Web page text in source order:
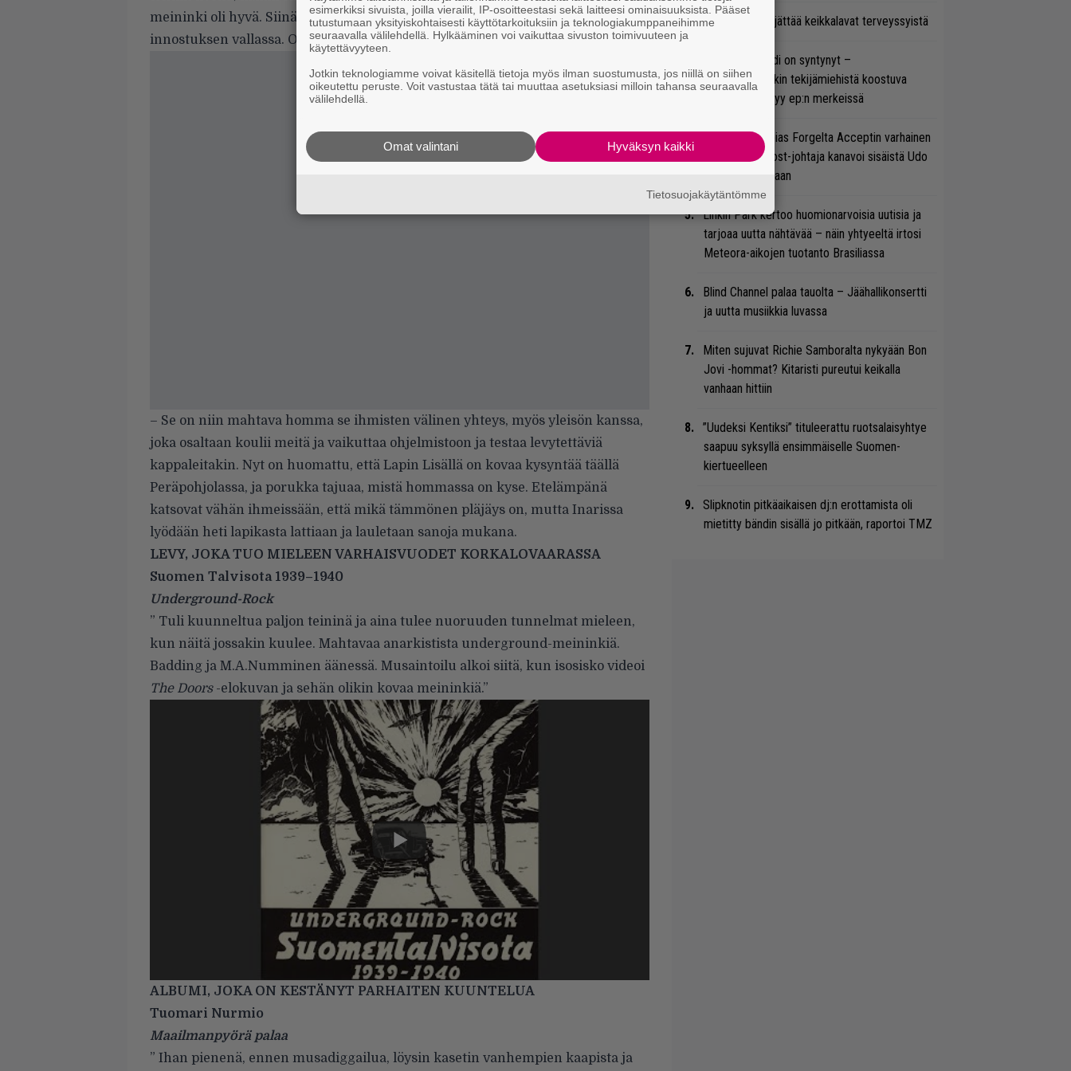
meininki oli hyvä. Siinä ei pääse kyynistymään ja keikoillekin lähdetään
innostuksen vallassa. On mukava hypätä mukaan.
– Se on niin mahtava homma se ihmisten välinen yhteys, myös yleisön kanssa,
joka osaltaan koulii meitä ja vaikuttaa ohjelmistoon ja testaa levytettäviä
kappaleitakin. Nyt on huomattu, että Lapin Lisällä on kovaa kysyntää täällä
Peräpohjolassa, ja porukka tajuaa, mistä hommassa on kyse. Etelämpänä
katsovat vähän ihmeissään, että mikä tämmönen pläjäys on, mutta Inarissa
lyödään heti lapikasta lattiaan ja lauletaan sanoja mukana.
LEVY, JOKA TUO MIELEEN VARHAISVUODET KORKALOVAARASSA
Suomen Talvisota 1939–1940
Underground-Rock
” Tuli kuunneltua paljon teininä ja aina tulee nuoruuden tunnelmat mieleen,
kun näitä jossakin kuulee. Mahtavaa anarkistista underground-meininkiä.
Badding ja M.A.Numminen äänessä. Musaintoilu alkoi siitä, kun isosisko videoi
The Doors -elokuvan ja sehän olikin kovaa meininkiä.”
ALBUMI, JOKA ON KESTÄNYT PARHAITEN KUUNTELUA
Tuomari Nurmio
Maailmanpyörä palaa
” Ihan pienenä, ennen musadiggailua, löysin kasetin vanhempien kaapista ja
Glenn Hughes jättää keikkalavat terveyssyistä
Uusi superbändi on syntynyt –
Vaihtoehtorockin tekijämiehistä koostuva
ryhmä esittäytyy ep:n merkeissä
Näin sujuu Tobias Forgelta Acceptin varhainen
tuotanto – Ghost-johtaja kanavoi sisäistä Udo
Dirkschneideriaan
Linkin Park kertoo huomionarvoisia uutisia ja
tarjoaa uutta nähtävää – näin yhtyeeltä irtosi
Meteora-aikojen tuotanto Brasiliassa
Blind Channel palaa tauolta – Jäähallikonsertti
ja uutta musiikkia luvassa
Miten sujuvat Richie Samboralta nykyään Bon
Jovi -hommat? Kitaristi pureutui keikalla
vanhaan hittiin
”Uudeksi Kentiksi” tituleerattu ruotsalaisyhtye
saapuu syksyllä ensimmäiselle Suomen-
kiertueelleen
Slipknotin pitkäaikaisen dj:n erottamista oli
mietitty bändin sisällä jo pitkään, raportoi TMZ
esimerkiksi sivuista, joilla vierailit, IP-osoitteestasi sekä laitteesi ominaisuuksista. Pääset
tutustumaan yksityiskohtaisesti käyttötarkoituksiin ja teknologiakumppaneihimme
seuraavalla välilehdellä. Hylkääminen voi vaikuttaa sivuston toimivuuteen ja
käytettävyyteen.
Jotkin teknologiamme voivat käsitellä tietoja myös ilman suostumusta, jos niillä on siihen
oikeutettu peruste. Voit vastustaa tätä tai muuttaa asetuksiasi milloin tahansa seuraavalla
välilehdellä.
Hyväksyn kaikki
Omat valintani
Tietosuojakäytäntömme